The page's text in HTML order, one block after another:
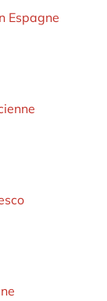
Espagne